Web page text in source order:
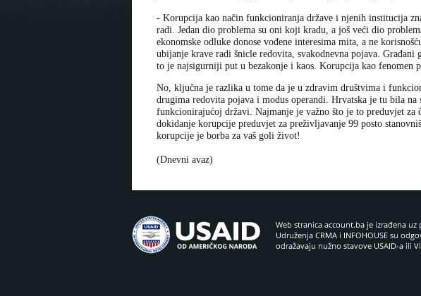
- Korupcija kao način funkcioniranja države i njenih institucija
radi. Jedan dio problema su oni koji kradu, a još veći dio
ekonomske odluke donose vođene interesima mita, a ne
ubijanje krave radi šnicle redovita, svakodnevna pojava.
to je najsigurniji put u bezakonje i kaos. Korupcija kao fenomen
No, ključna je razlika u tome da je u zdravim društvima i
drugima redovita pojava i modus operandi. Hrvatska je tu bila na
funkcionirajućoj državi. Najmanje je važno što je to preduvjet za
dokidanje korupcije preduvjet za preživljavanje 99 posto
korupcije je borba za vaš goli život!
(Dnevni avaz)